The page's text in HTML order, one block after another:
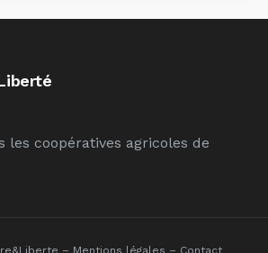
les coopératives agricoles de
– Mentions légales – Contact